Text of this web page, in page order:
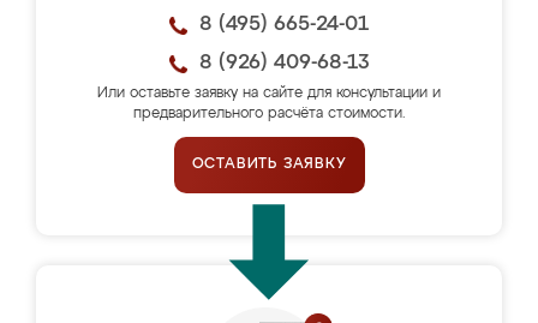
8 (495) 665-24-01
8 (926) 409-68-13
Или оставьте заявку на сайте для консультации и
предварительного расчёта стоимости.
ОСТАВИТЬ ЗАЯВКУ